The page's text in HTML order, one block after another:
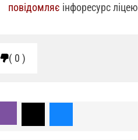
повідомляє інфоресурс ліцею
0